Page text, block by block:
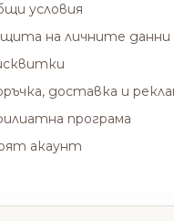
условия
на личните данни
доставка и
програма
акаунт